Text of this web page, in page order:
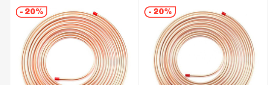
- 20% - 20%